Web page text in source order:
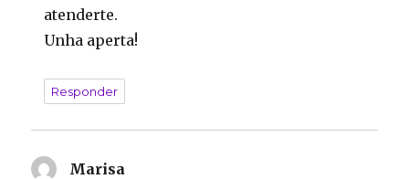
atenderte.
Unha aperta!
Responder
Marisa